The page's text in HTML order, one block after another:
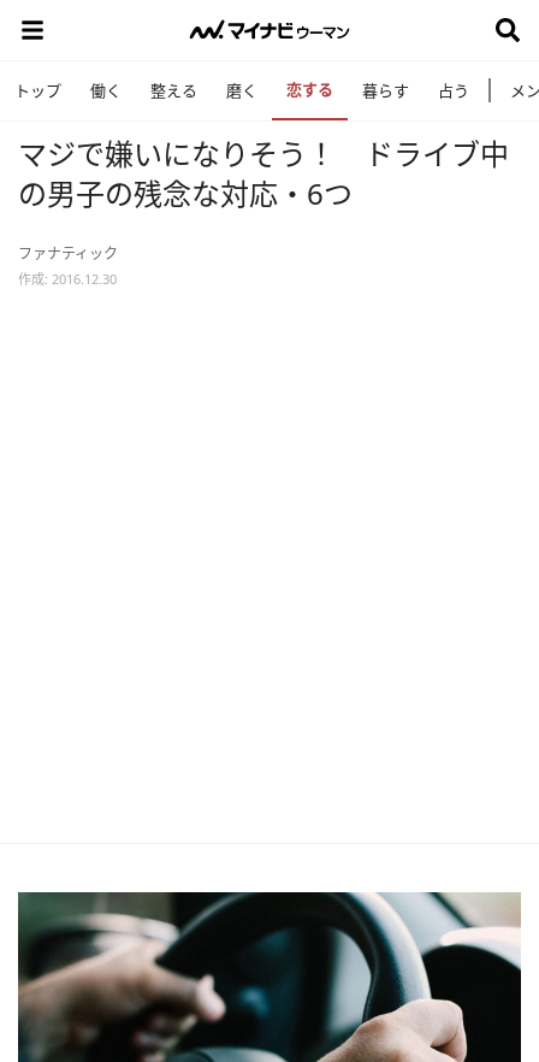
トップ 働く 整える 磨く 恋する 暮らす 占う メ
マジで嫌いになりそう！ ドライブ中
の男子の残念な対応・6つ
ファナティック
作成: 2016.12.30